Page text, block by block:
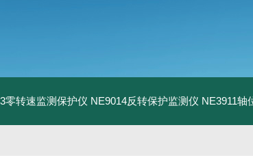
零转速监测保护仪 NE9014反转保护监测仪 NE3911轴位移变